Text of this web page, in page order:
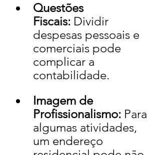
Questões
Fiscais: Dividir
despesas pessoais e
comerciais pode
complicar a
contabilidade.
Imagem de
Profissionalismo: Para
algumas atividades,
um endereço